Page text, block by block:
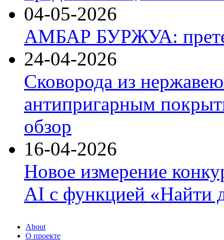
04-05-2026
АМБАР БУРЖУА:
24-04-2026
Сковорода из
антипригарным
обзор
16-04-2026
Новое измерение
AI с функцией «Найти
About
О проекте